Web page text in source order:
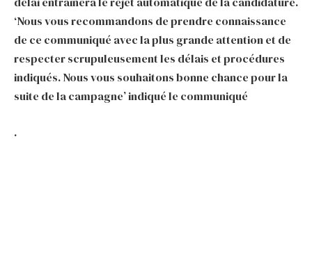
‘Nous vous recommandons de prendre connaissance
de ce communiqué avec la plus grande attention et de
respecter scrupuleusement les délais et procédures
indiqués. Nous vous souhaitons bonne chance pour la
suite de la campagne’ indiqué le communiqué
.